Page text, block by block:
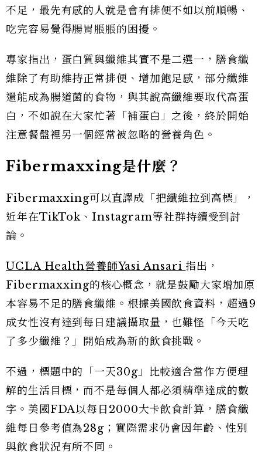
不足，最先有感的人就是會有排便不如以前順暢、
吃完容易覺得腸胃脹脹的困擾。
專家指出，蛋白質與纖維其實不是二選一，膳食纖
維除了有助維持正常排便、增加飽足感，部分纖維
還能成為腸道菌的食物，與其說高纖維要取代高蛋
白，不如說在大家忙著「補蛋白」之後，終於開始
注意餐盤裡另一個經常被忽略的營養角色。
Fibermaxxing是什麼？
Fibermaxxing可以直譯成「把纖維拉到高標」，
近年在TikTok、Instagram等社群持續受到討
論。
UCLA Health營養師Yasi Ansari 指出，
Fibermaxxing的核心概念，就是鼓勵大家增加原
本容易不足的膳食纖維。根據美國飲食資料，超過9
成女性沒有達到每日建議攝取量，也難怪「今天吃
了多少纖維？」開始成為新的飲食挑戰。
不過，標題中的「一天30g」比較適合當作方便理
解的生活目標，而不是每個人都必須精準達成的數
字。美國FDA以每日2000大卡飲食計算，膳食纖
維每日參考值為28g；實際需求仍會因年齡、性別
與飲食狀況有所不同。